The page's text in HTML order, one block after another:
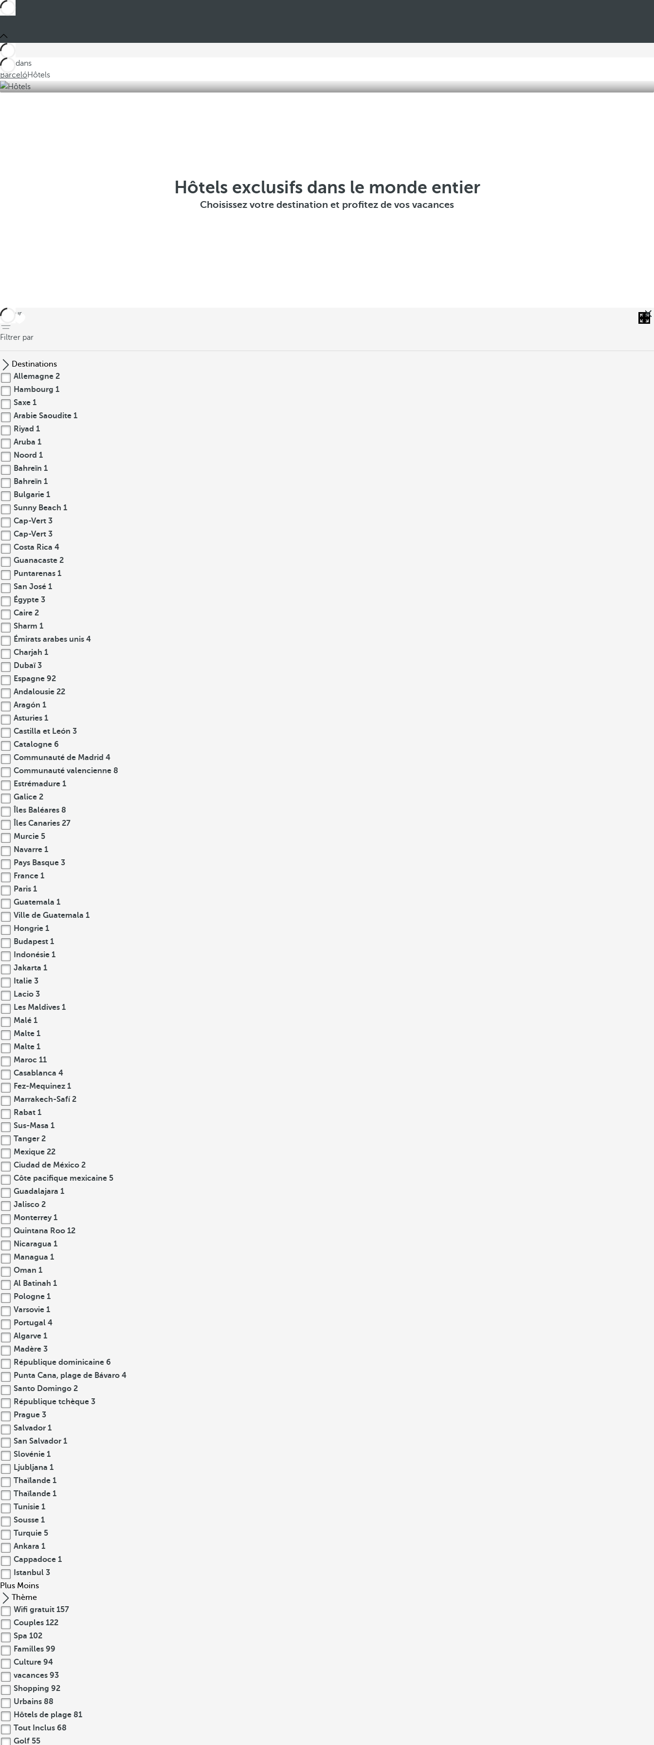
Ces dans
BarcelóHôtels
Hôtels exclusifs dans le monde entier
Choisissez votre destination et profitez de vos vacances
retour
Filtrer par
Destinations
Allemagne 2
Hambourg 1
Saxe 1
Arabie Saoudite 1
Riyad 1
Aruba 1
Noord 1
Bahreïn 1
Bahreïn 1
Bulgarie 1
Sunny Beach 1
Cap-Vert 3
Cap-Vert 3
Costa Rica 4
Guanacaste 2
Puntarenas 1
San José 1
Égypte 3
Caire 2
Sharm 1
Émirats arabes unis 4
Charjah 1
Dubaï3
Espagne 92
Andalousie 22
Aragón 1
Asturies 1
Castilla et León 3
Catalogne 6
Communauté de Madrid 4
Communauté valencienne 8
Estrémadure 1
Galice 2
Îles Baléares 8
Îles Canaries 27
Murcie 5
Navarre 1
Pays Basque 3
France 1
Paris 1
Guatemala 1
Ville de Guatemala 1
Hongrie 1
Budapest 1
Indonésie 1
Jakarta 1
Italie 3
Lacio 3
Les Maldives 1
Malé 1
Malte 1
Malte 1
Maroc 11
Casablanca 4
Fez-Mequinez 1
Marrakech-Safí2
Rabat 1
Sus-Masa 1
Tanger 2
Mexique 22
Ciudad de México 2
Côte pacifique mexicaine 5
Guadalajara 1
Jalisco 2
Monterrey 1
Quintana Roo 12
Nicaragua 1
Managua 1
Oman 1
Al Batinah 1
Pologne 1
Varsovie 1
Portugal 4
Algarve 1
Madère 3
République dominicaine 6
Punta Cana, plage de Bávaro 4
Santo Domingo 2
République tchèque 3
Prague 3
Salvador 1
San Salvador 1
Slovénie 1
Ljubljana 1
Thaïlande 1
Thaïlande 1
Tunisie 1
Sousse 1
Turquie 5
Ankara 1
Cappadoce 1
Istanbul 3
Plus Moins
Thème
Wifi gratuit 157
Couples 122
Spa 102
Familles 99
Culture 94
vacances 93
Shopping 92
Urbains 88
Hôtels de plage 81
Tout Inclus 68
Golf 55